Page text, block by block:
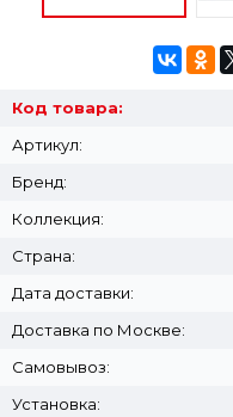
Код товара:
Артикул:
Бренд:
Коллекция:
Страна:
Дата доставки:
Доставка по Москве:
Самовывоз:
Установка: